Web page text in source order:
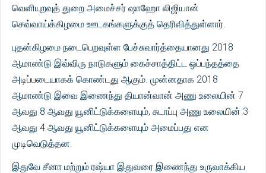
வெளியுறவுத் துறை அமைச்சர் ஷாஹோ லிஜியான்
செவ்வாய்க்கிழமை ஊடகங்களுக்குத் தெரிவித்துள்ளார்.
புதன்கிழமை நடைபெறவுள்ள பேச்சுவார்த்தையானது 2018
ஆமாண்டு இவ்விரு நாடுகளும் கைச்சாத்திட்ட ஒப்பந்தத்தை
அடிப்படையாகக் கொண்டது ஆகும். முன்னதாக 2018
ஆமாண்டு இவை இணைந்து தியான்வான் அணு உலையின் 7
ஆவது 8 ஆவது யூனிட்டுக்களையும், சுடாப்பு அணு உலையின் 3
ஆவது 4 ஆவது யூனிட்டுக்களையும் அமைப்பது என
முடிவெடுத்தன.
இதுவே சீனா மற்றும் ரஷ்யா இதுவரை இணைந்து உருவாக்கிய